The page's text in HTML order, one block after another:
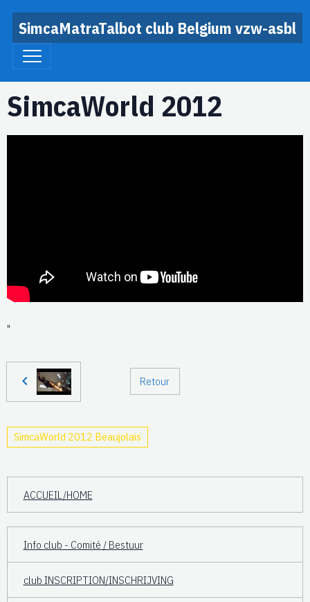
SimcaMatraTalbot club Belgium vzw-asbl
SimcaWorld 2012
"
Retour
SimcaWorld 2012 Beaujolais
ACCUEIL/HOME
Info club - Comité / Bestuur
club INSCRIPTION/INSCHRIJVING